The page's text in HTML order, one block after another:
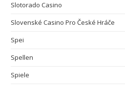
Slotorado Casino
Slovenské Casino Pro České Hráče
Spei
Spellen
Spiele